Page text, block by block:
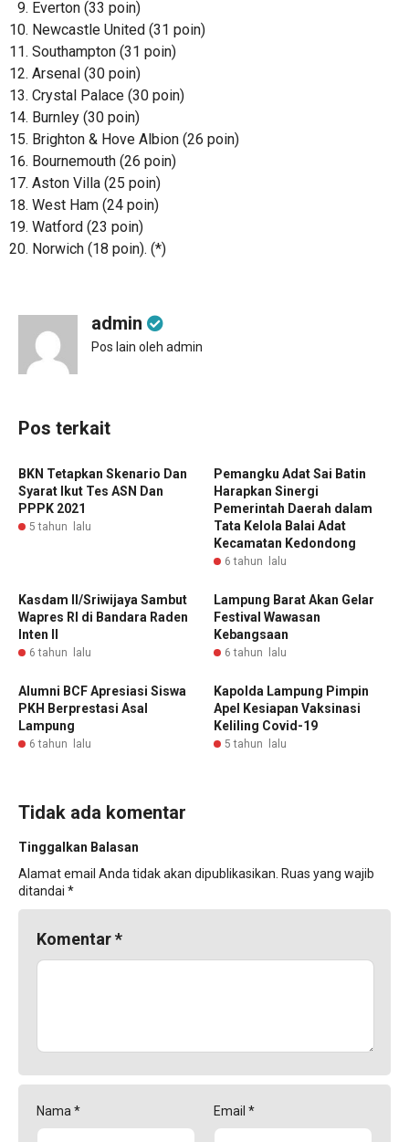
Everton (33 poin)
Newcastle United (31 poin)
Southampton (31 poin)
Arsenal (30 poin)
Crystal Palace (30 poin)
Burnley (30 poin)
Brighton & Hove Albion (26 poin)
Bournemouth (26 poin)
Aston Villa (25 poin)
West Ham (24 poin)
Watford (23 poin)
Norwich (18 poin). (*)
admin
Pos lain oleh admin
Pos terkait
BKN Tetapkan Skenario Dan
Syarat Ikut Tes ASN Dan
PPPK 2021
5 tahun lalu
Pemangku Adat Sai Batin
Harapkan Sinergi
Pemerintah Daerah dalam
Tata Kelola Balai Adat
Kecamatan Kedondong
6 tahun lalu
Kasdam II/Sriwijaya Sambut
Wapres RI di Bandara Raden
Inten ll
6 tahun lalu
Lampung Barat Akan Gelar
Festival Wawasan
Kebangsaan
6 tahun lalu
Alumni BCF Apresiasi Siswa
PKH Berprestasi Asal
Lampung
6 tahun lalu
Kapolda Lampung Pimpin
Apel Kesiapan Vaksinasi
Keliling Covid-19
5 tahun lalu
Tidak ada komentar
Tinggalkan Balasan
Alamat email Anda tidak akan dipublikasikan. Ruas yang wajib
ditandai *
Komentar*
Nama * Email *